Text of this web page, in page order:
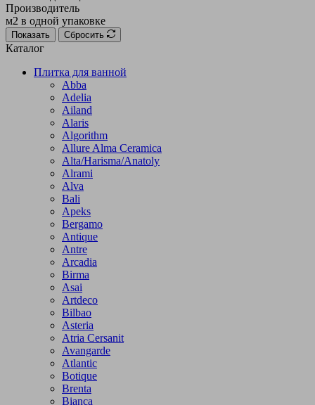
Производитель
м2 в одной упаковке
Показать Сбросить
Каталог
Плитка для ванной
Abba
Adelia
Ailand
Alaris
Algorithm
Allure Alma Ceramica
Alta/Harisma/Anatoly
Alrami
Alva
Bali
Apeks
Bergamo
Antique
Antre
Arcadia
Birma
Asai
Artdeco
Bilbao
Asteria
Atria Cersanit
Avangarde
Atlantic
Botique
Brenta
Bianca